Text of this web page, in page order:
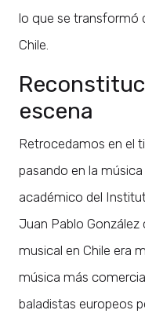
lo que se transformó
Chile.
escena
Retrocedamos en el
pasando en la
académico del
Juan Pablo
musical en Chile era
música más
baladistas europeos